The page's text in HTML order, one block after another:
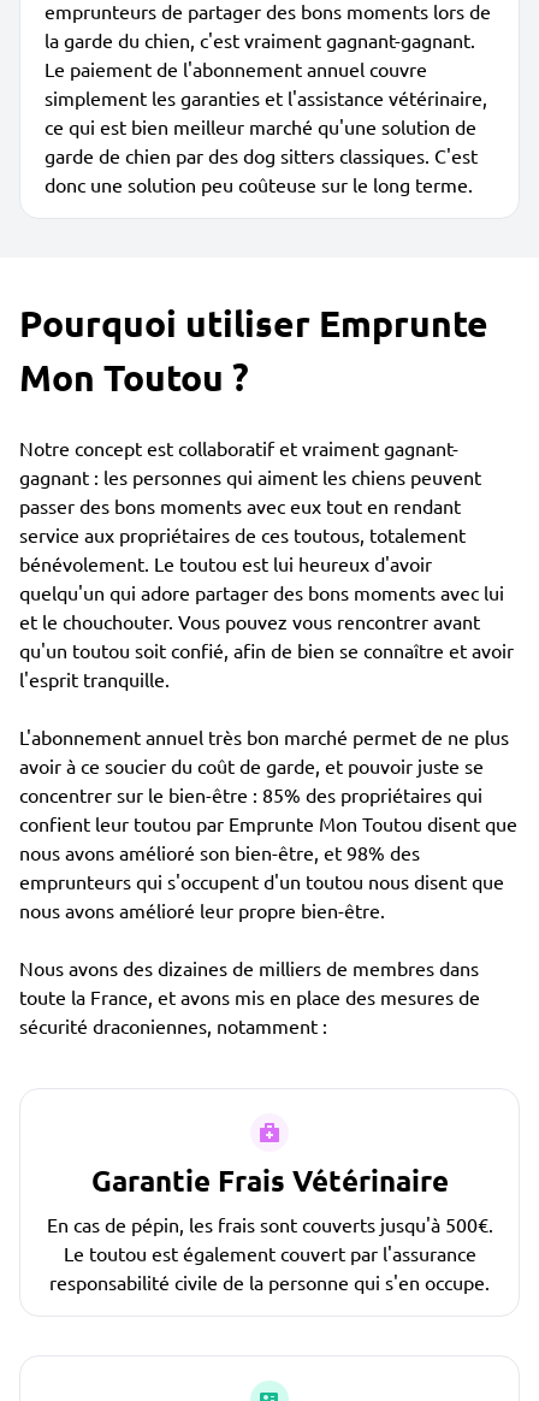
emprunteurs de partager des bons moments lors de
la garde du chien, c'est vraiment gagnant-gagnant.
Le paiement de l'abonnement annuel couvre
simplement les garanties et l'assistance vétérinaire,
ce qui est bien meilleur marché qu'une solution de
garde de chien par des dog sitters classiques. C'est
donc une solution peu coûteuse sur le long terme.
Pourquoi utiliser Emprunte
Mon Toutou ?
Notre concept est collaboratif et vraiment gagnant-
gagnant : les personnes qui aiment les chiens peuvent
passer des bons moments avec eux tout en rendant
service aux propriétaires de ces toutous, totalement
bénévolement. Le toutou est lui heureux d'avoir
quelqu'un qui adore partager des bons moments avec lui
et le chouchouter. Vous pouvez vous rencontrer avant
qu'un toutou soit confié, afin de bien se connaître et avoir
l'esprit tranquille.
L'abonnement annuel très bon marché permet de ne plus
avoir à ce soucier du coût de garde, et pouvoir juste se
concentrer sur le bien-être : 85% des propriétaires qui
confient leur toutou par Emprunte Mon Toutou disent que
nous avons amélioré son bien-être, et 98% des
emprunteurs qui s'occupent d'un toutou nous disent que
nous avons amélioré leur propre bien-être.
Nous avons des dizaines de milliers de membres dans
toute la France, et avons mis en place des mesures de
sécurité draconiennes, notamment :
Garantie Frais Vétérinaire
En cas de pépin, les frais sont couverts jusqu'à 500€.
Le toutou est également couvert par l'assurance
responsabilité civile de la personne qui s'en occupe.